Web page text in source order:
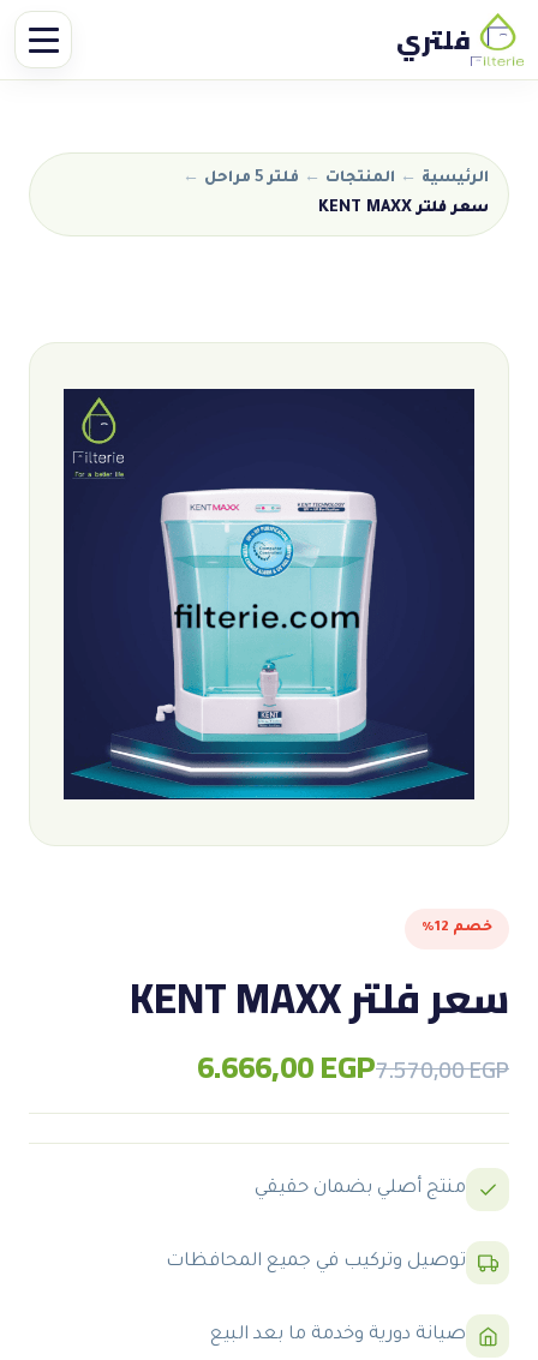
فلتري
الرئيسية ← المنتجات ← فلتر 5 مراحل
←
سعر فلتر KENT MAXX
خصم 12%
سعر فلتر KENT MAXX
7.570,00EGP
Original
was:
7.570,00 EGP.
6.666,00EGP
Current
is:
6.666,00 EGP.
منتج أصلي بضمان حقيقي
توصيل وتركيب في جميع المحافظات
صيانة دورية وخدمة ما بعد البيع